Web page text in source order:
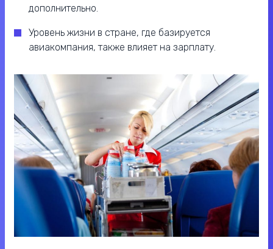
дополнительно.
Уровень жизни в стране, где базируется
авиакомпания, также влияет на зарплату.